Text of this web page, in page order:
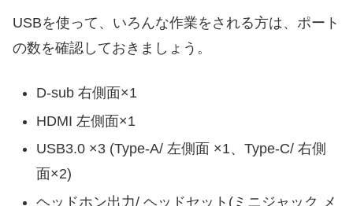
USBを使って、いろんな作業をされる方は、ポート
の数を確認しておきましょう。
D-sub 右側面×1
HDMI 左側面×1
USB3.0 ×3 (Type-A/ 左側面 ×1、Type-C/ 右側
面×2)
ヘッドホン出力/ ヘッドセット(ミニジャック メ